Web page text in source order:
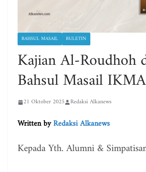
BAHSUL MASAIL BULETIN
Kajian Al-Roudhoh
Bahsul Masail
21 Oktober 2025 Redaksi Alkanews
Written byRedaksi Alkanews
Kepada Yth. Alumni &